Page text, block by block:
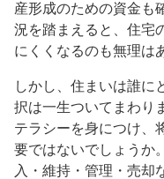
産形成のための資金も
況を踏まえると、住宅
にくくなるのも無理は
しかし、住まいは誰に
択は一生ついてまわり
テラシーを身につけ、
要ではないでしょうか
入・維持・管理・売却